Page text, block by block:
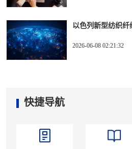
以色列新型纺织
2026-06-08 02:21:32
快捷导航